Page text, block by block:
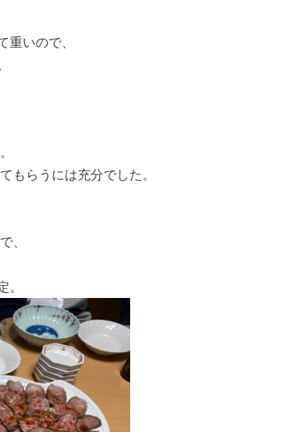
重いので、
もらうには充分でした。
、
。